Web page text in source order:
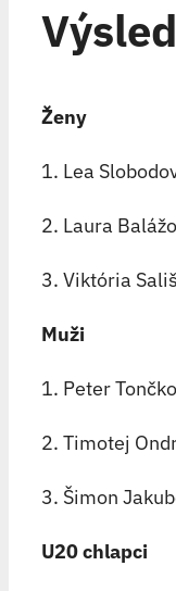
Ženy
1. Lea
2. Laura
3. Viktória
Muži
1. Peter Tončko
2. Timotej
3. Šimon
U20 chlapci